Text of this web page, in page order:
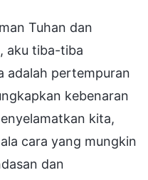
Tuhan dan
aku tiba-tiba
adalah pertempuran
kebenaran
kita,
cara yang mungkin
dan